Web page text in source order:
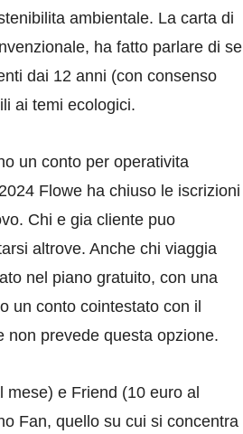
ambientale. La carta di
ha fatto parlare di se
dai 12 anni (con consenso
ai temi ecologici.
un conto per operativita
Flowe ha chiuso le iscrizioni
Chi e gia cliente puo
altrove. Anche chi viaggia
nel piano gratuito, con una
un conto cointestato con il
non prevede questa opzione.
mese) e Friend (10 euro al
Fan, quello su cui si concentra